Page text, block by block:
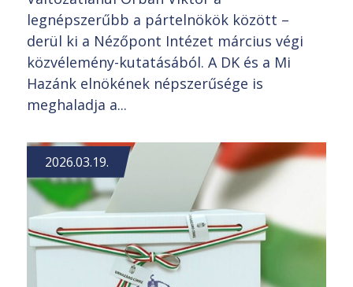
legnépszerűbb a pártelnökök között –
derül ki a Nézőpont Intézet március végi
közvélemény-kutatásából. A DK és a Mi
Hazánk elnökének népszerűsége is
meghaladja a...
2026.03.19.